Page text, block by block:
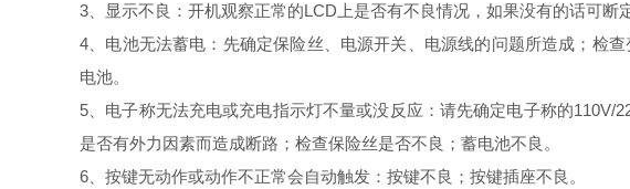
3、显示不良：开机观察正常的LCD上是否有不良情况，如果没有的话可
4、电池无法蓄电：先确定保险丝、电源开关、电源线的问题所造成；检
电池。
5、电子称无法充电或充电指示灯不量或没反应：请先确定电子称的
是否有外力因素而造成断路；检查保险丝是否不良；蓄电池不良。
6、按键无动作或动作不正常会自动触发：按键不良；按键插座不良。